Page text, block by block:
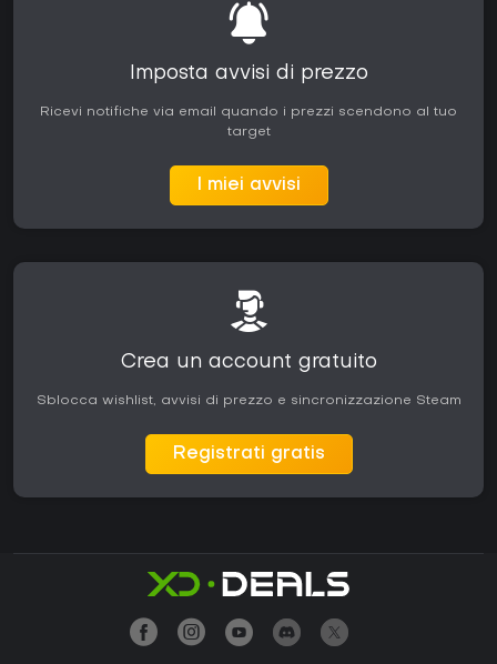
Imposta avvisi di prezzo
Ricevi notifiche via email quando i prezzi scendono al tuo
target
I miei avvisi
Crea un account gratuito
Sblocca wishlist, avvisi di prezzo e sincronizzazione Steam
Registrati gratis